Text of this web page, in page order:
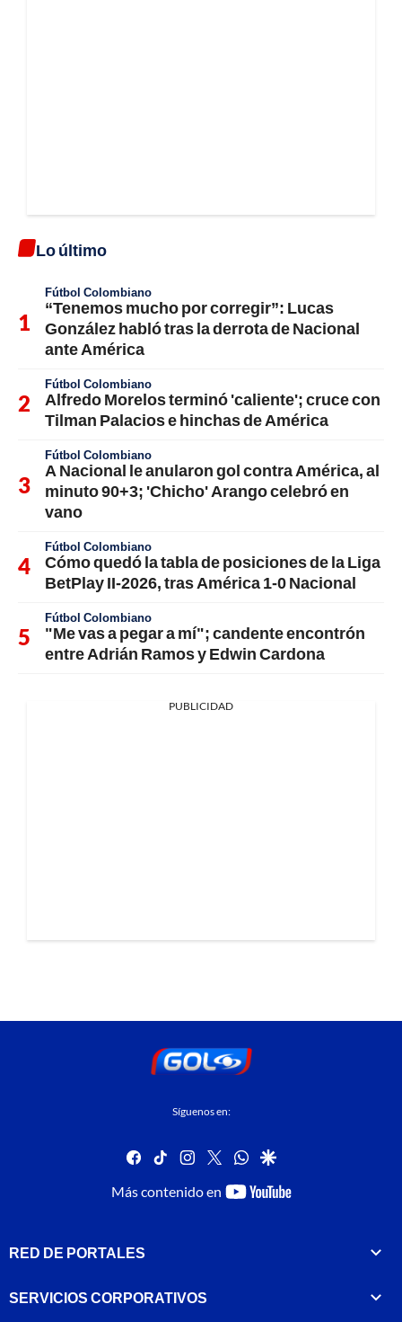
Lo último
Fútbol Colombiano
“Tenemos mucho por corregir”: Lucas
González habló tras la derrota de Nacional
ante América
Fútbol Colombiano
Alfredo Morelos terminó 'caliente'; cruce con
Tilman Palacios e hinchas de América
Fútbol Colombiano
A Nacional le anularon gol contra América, al
minuto 90+3; 'Chicho' Arango celebró en
vano
Fútbol Colombiano
Cómo quedó la tabla de posiciones de la Liga
BetPlay II-2026, tras América 1-0 Nacional
Fútbol Colombiano
"Me vas a pegar a mí"; candente encontrón
entre Adrián Ramos y Edwin Cardona
PUBLICIDAD
Síguenos en:
facebook
tiktok instagram
twitterwhatsapp
google
Más contenido en
youtube-
RED DE PORTALES
SERVICIOS CORPORATIVOS